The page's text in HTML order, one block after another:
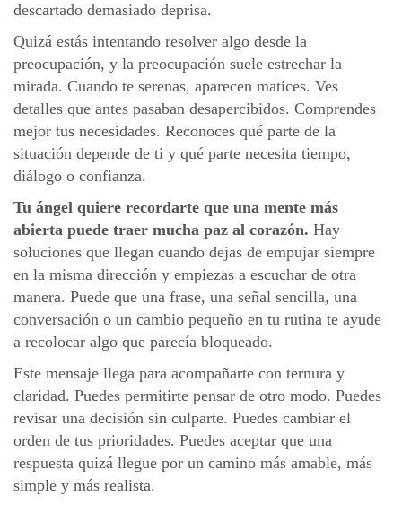
descartado demasiado deprisa.
Quizá estás intentando resolver algo desde la
preocupación, y la preocupación suele estrechar la
mirada. Cuando te serenas, aparecen matices. Ves
detalles que antes pasaban desapercibidos. Comprendes
mejor tus necesidades. Reconoces qué parte de la
situación depende de ti y qué parte necesita tiempo,
diálogo o confianza.
Tu ángel quiere recordarte que una mente más
abierta puede traer mucha paz al corazón. Hay
soluciones que llegan cuando dejas de empujar siempre
en la misma dirección y empiezas a escuchar de otra
manera. Puede que una frase, una señal sencilla, una
conversación o un cambio pequeño en tu rutina te ayude
a recolocar algo que parecía bloqueado.
Este mensaje llega para acompañarte con ternura y
claridad. Puedes permitirte pensar de otro modo. Puedes
revisar una decisión sin culparte. Puedes cambiar el
orden de tus prioridades. Puedes aceptar que una
respuesta quizá llegue por un camino más amable, más
simple y más realista.